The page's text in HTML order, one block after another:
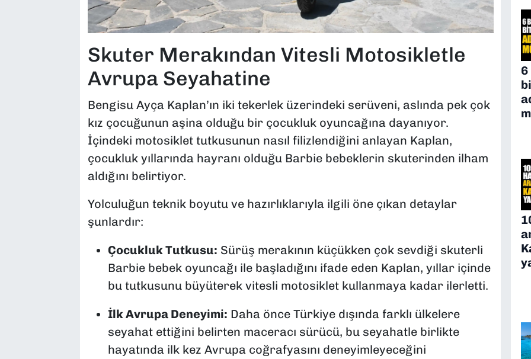
Skuter Merakından Vitesli Motosikletle
Avrupa Seyahatine
Bengisu Ayça Kaplan’ın iki tekerlek üzerindeki serüveni, aslında pek çok
kız çocuğunun aşina olduğu bir çocukluk oyuncağına dayanıyor.
İçindeki motosiklet tutkusunun nasıl filizlendiğini anlayan Kaplan,
çocukluk yıllarında hayranı olduğu Barbie bebeklerin skuterinden ilham
aldığını belirtiyor.
Yolculuğun teknik boyutu ve hazırlıklarıyla ilgili öne çıkan detaylar
şunlardır:
Çocukluk Tutkusu: Sürüş merakının küçükken çok sevdiği skuterli
Barbie bebek oyuncağı ile başladığını ifade eden Kaplan, yıllar içinde
bu tutkusunu büyüterek vitesli motosiklet kullanmaya kadar ilerletti.
İlk Avrupa Deneyimi: Daha önce Türkiye dışında farklı ülkelere
seyahat ettiğini belirten maceracı sürücü, bu seyahatle birlikte
hayatında ilk kez Avrupa coğrafyasını deneyimleyeceğini
6